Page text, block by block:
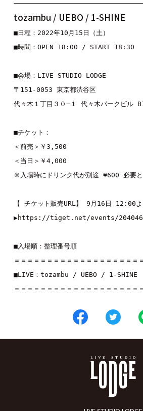
tozambu / UEBO / 1-SHINE
■日程：2022年10月15日（土）
■時間：OPEN 18:00 / START 18:30
■会場：LIVE STUDIO LODGE
〒151-0053 東京都渋谷区
代々木１丁目３０−１ 代々木パークビル
■チケット：
＜前売＞￥3,500
＜当日＞￥4,000
※入場時にドリンク代が別途 ¥600 必要と
【 チケット販売URL】 9月16日 12:00よ
▶︎https://tiget.net/events/204046
■入場順：整理番号順
＝＝＝＝＝＝＝＝＝＝＝＝＝＝＝＝＝＝＝
■LIVE： tozambu / UEBO / 1-SHINE
＝＝＝＝＝＝＝＝＝＝＝＝＝＝＝＝＝＝＝